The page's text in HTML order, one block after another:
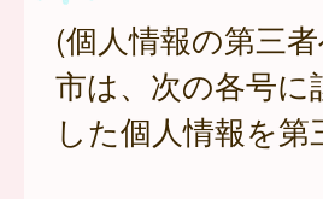
(個人情報の第三
市は、次の各号
した個人情報を